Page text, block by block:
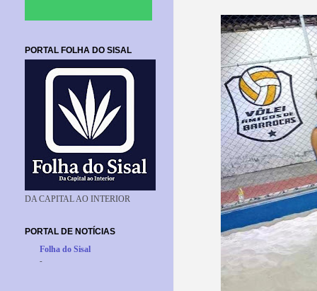
PORTAL FOLHA DO SISAL
DA CAPITAL AO INTERIOR
PORTAL DE NOTÍCIAS
Folha do Sisal
-